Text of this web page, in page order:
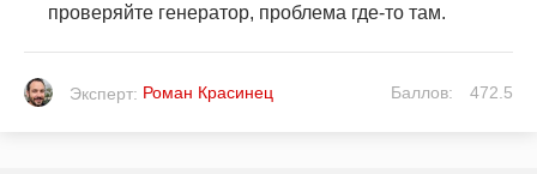
проверяйте генератор, проблема где-то там.
Эксперт: Роман Красинец Баллов: 472.5